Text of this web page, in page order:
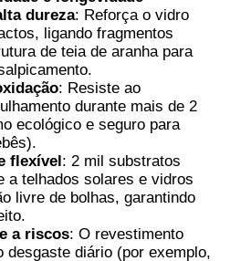
dureza: Reforça o vidro
ligando fragmentos
de teia de aranha para
: Resiste ao
durante mais de 2
ecológico e seguro para
flexível: 2 mil substratos
a telhados solares e vidros
livre de bolhas, garantindo
a riscos: O revestimento
desgaste diário (por exemplo,